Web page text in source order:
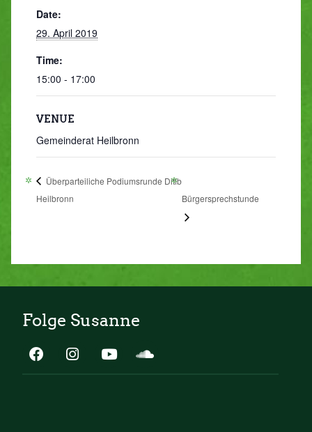
Date:
29. April 2019
Time:
15:00 - 17:00
VENUE
Gemeinderat Heilbronn
Überparteiliche Podiumsrunde Ditib
Heilbronn
Bürgersprechstunde
Folge Susanne